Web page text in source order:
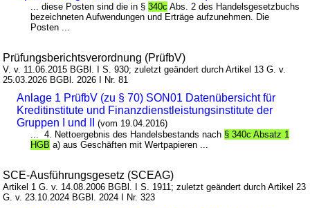
... diese Posten sind die in §340c Abs. 2 des Handelsgesetzbuchs
bezeichneten Aufwendungen und Erträge aufzunehmen. Die
Posten ...
Prüfungsberichtsverordnung (PrüfbV)
V. v. 11.06.2015 BGBl. I S. 930; zuletzt geändert durch Artikel 13 G. v.
25.03.2026 BGBl. 2026 I Nr. 81
Anlage 1 PrüfbV (zu § 70) SON01 Datenübersicht für
Kreditinstitute und Finanzdienstleistungsinstitute der
Gruppen I und II
(vom 19.04.2016)
... 4. Nettoergebnis des Handelsbestands nach § 340c Absatz 1
HGB a) aus Geschäften mit Wertpapieren ...
SCE-Ausführungsgesetz (SCEAG)
Artikel 1 G. v. 14.08.2006 BGBl. I S. 1911; zuletzt geändert durch Artikel 23
G. v. 23.10.2024 BGBl. 2024 I Nr. 323